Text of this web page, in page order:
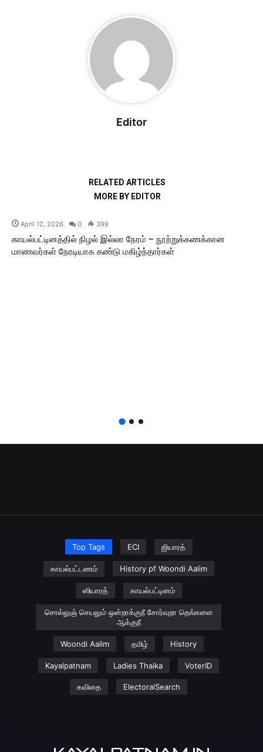
Editor
RELATED ARTICLES
MORE BY EDITOR
April 12, 2026 0 399
காயல்பட்டினத்தில் நிழல் இல்லா நேரம் – நூற்றுக்கணக்கான
மாணவர்கள் நேரடியாக கண்டு மகிழ்ந்தார்கள்
Top Tags ECI ஜியாரத்
காயல்பட்டணம் History pf Woondi Aalim
ஸியாரத் காயல்பட்டினம்
சொல்லுஞ் செயலும் ஒன்றாக்குநீ சோர்வுறா தெங்களை
ஆக்குநீ
Woondi Aalim தமிழ் History
Kayalpatnam Ladies Thaika VoterID
கவிதை ElectoralSearch